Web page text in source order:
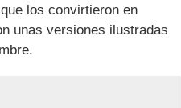
los convirtieron en
unas versiones ilustradas